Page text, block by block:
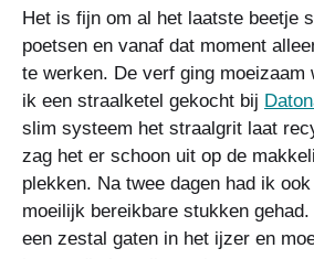
Het is fijn om al het laatste beetje
poetsen en vanaf dat moment
te werken. De verf ging moeizaam
ik een straalketel gekocht bij
slim systeem het straalgrit laat
zag het er schoon uit op de
plekken. Na twee dagen had ik
moeilijk bereikbare stukken
een zestal gaten in het ijzer en